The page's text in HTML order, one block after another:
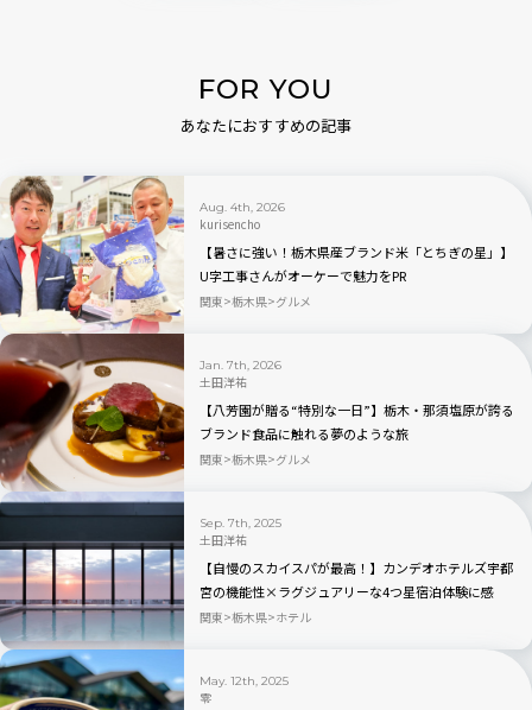
FOR YOU
あなたにおすすめの記事
Aug. 4th, 2026
kurisencho
【暑さに強い！栃木県産ブランド米「とちぎの星」】
U字工事さんがオーケーで魅力をPR
関東 栃木県 グルメ
Jan. 7th, 2026
土田洋祐
【八芳園が贈る“特別な一日”】栃木・那須塩原が誇る
ブランド食品に触れる夢のような旅
関東 栃木県 グルメ
Sep. 7th, 2025
土田洋祐
【自慢のスカイスパが最高！】カンデオホテルズ宇都
宮の機能性×ラグジュアリーな4つ星宿泊体験に感
動！
関東 栃木県 ホテル
May. 12th, 2025
零